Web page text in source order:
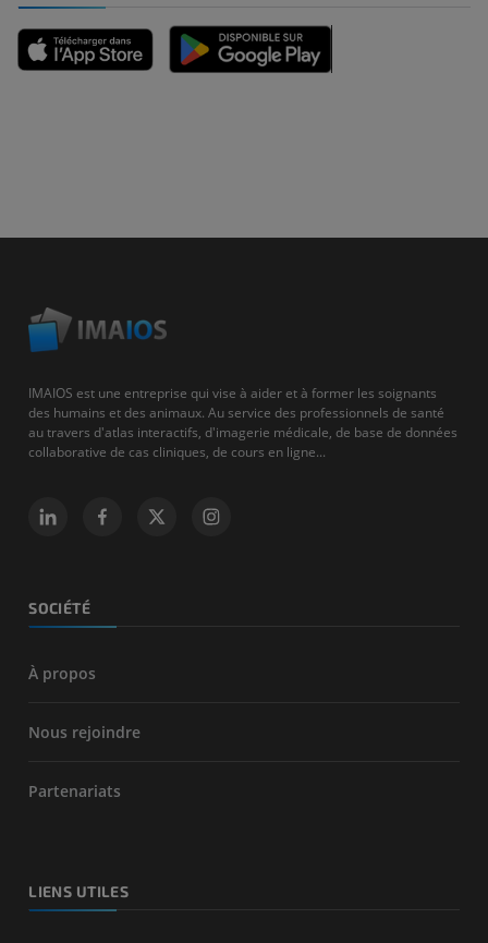
IMAIOS est une entreprise qui vise à aider et à former les soignants
des humains et des animaux. Au service des professionnels de santé
au travers d'atlas interactifs, d'imagerie médicale, de base de données
collaborative de cas cliniques, de cours en ligne...
SOCIÉTÉ
À propos
Nous rejoindre
Partenariats
LIENS UTILES